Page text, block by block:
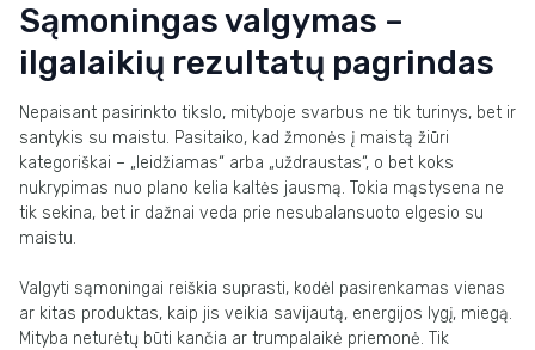
Sąmoningas valgymas –
ilgalaikių rezultatų pagrindas
Nepaisant pasirinkto tikslo, mityboje svarbus ne tik turinys, bet ir
santykis su maistu. Pasitaiko, kad žmonės į maistą žiūri
kategoriškai – „leidžiamas“ arba „uždraustas“, o bet koks
nukrypimas nuo plano kelia kaltės jausmą. Tokia mąstysena ne
tik sekina, bet ir dažnai veda prie nesubalansuoto elgesio su
maistu.
Valgyti sąmoningai reiškia suprasti, kodėl pasirenkamas vienas
ar kitas produktas, kaip jis veikia savijautą, energijos lygį, miegą.
Mityba neturėtų būti kančia ar trumpalaikė priemonė. Tik